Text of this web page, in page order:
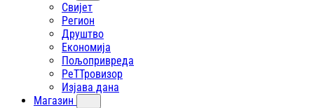
Свијет
Регион
Друштво
Економија
Пољопривреда
РеТТровизор
Изјава дана
Магазин